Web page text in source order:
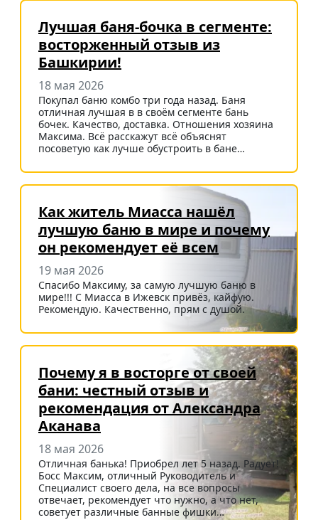
Лучшая баня-бочка в сегменте:
восторженный отзыв из
Башкирии!
18 мая 2026
Покупал баню комбо три года назад. Баня
отличная лучшая в в своём сегменте бань
бочек. Качество, доставка. Отношения хозяина
Максима. Всё расскажут всё объяснят
посоветую как лучше обустроить в бане…
Как житель Миасса нашёл
лучшую баню в мире и почему
он рекомендует её всем
19 мая 2026
Спасибо Максиму, за самую лучшую баню в
мире!!! С Миасса в Ижевск привёз, кайфую.
Рекомендую. Качественно, прям с душой.
Почему я в восторге от своей
бани: честный отзыв и
рекомендация от Александра
Аканава
18 мая 2026
Отличная банька! Приобрел лет 5 назад. Радует!
Босс Максим, отличный Руководитель и
Специалист своего дела, на все вопросы
отвечает, рекомендует что нужно, а что нет,
советует различные банные фишки…